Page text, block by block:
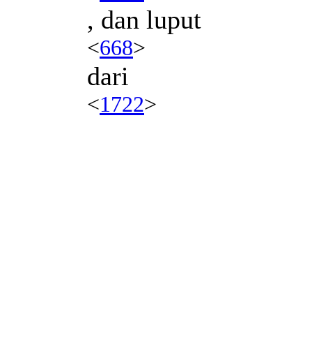
, dan luput
<668>
dari
<1722>